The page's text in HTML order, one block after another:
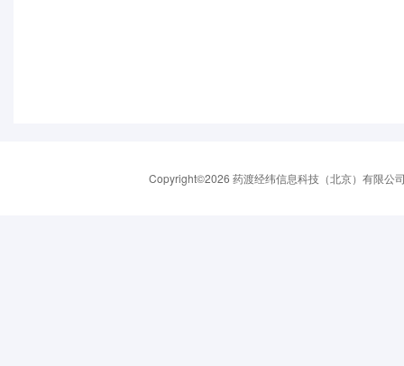
Copyright©2026 药渡经纬信息科技（北京）有限公